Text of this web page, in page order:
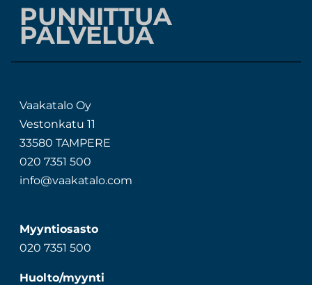
PUNNITTUA
PALVELUA
Vaakatalo Oy
Vestonkatu 11
33580 TAMPERE
020 7351 500
info@vaakatalo.com
Myyntiosasto
020 7351 500
Huolto/myynti